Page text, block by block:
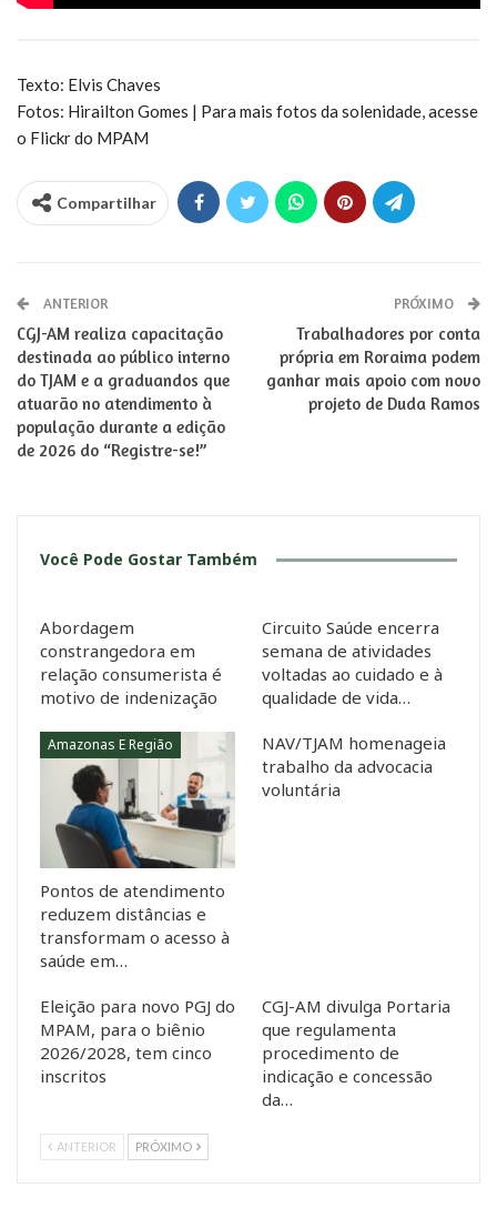
Texto: Elvis Chaves
Fotos: Hirailton Gomes | Para mais fotos da solenidade, acesse
o Flickr do MPAM
Compartilhar
ANTERIOR
CGJ-AM realiza capacitação
destinada ao público interno
do TJAM e a graduandos que
atuarão no atendimento à
população durante a edição
de 2026 do “Registre-se!”
PRÓXIMO
Trabalhadores por conta
própria em Roraima podem
ganhar mais apoio com novo
projeto de Duda Ramos
Você Pode Gostar Também
Abordagem
constrangedora em
relação consumerista é
motivo de indenização
Circuito Saúde encerra
semana de atividades
voltadas ao cuidado e à
qualidade de vida…
Amazonas E Região
Pontos de atendimento
reduzem distâncias e
transformam o acesso à
saúde em…
NAV/TJAM homenageia
trabalho da advocacia
voluntária
Eleição para novo PGJ do
MPAM, para o biênio
2026/2028, tem cinco
inscritos
CGJ-AM divulga Portaria
que regulamenta
procedimento de
indicação e concessão
da…
ANTERIOR PRÓXIMO